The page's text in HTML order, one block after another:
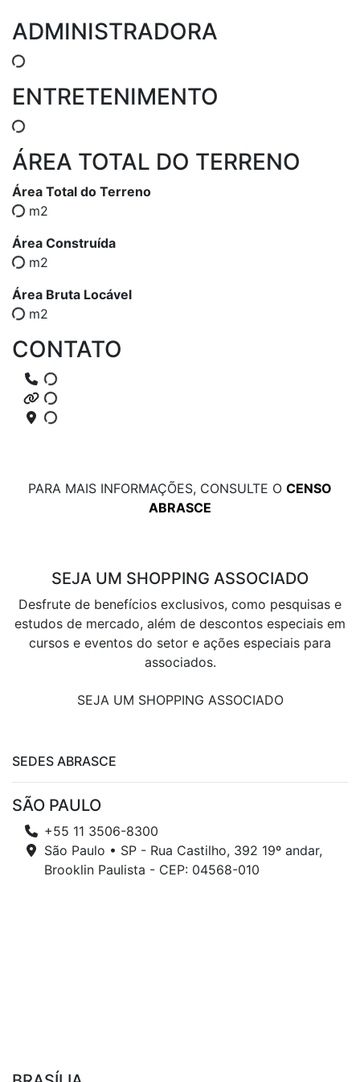
ADMINISTRADORA
ENTRETENIMENTO
ÁREA TOTAL DO TERRENO
Área Total do Terreno
m2
Área Construída
m2
Área Bruta Locável
m2
CONTATO
PARA MAIS INFORMAÇÕES, CONSULTE O CENSO
ABRASCE
SEJA UM SHOPPING ASSOCIADO
Desfrute de benefícios exclusivos, como pesquisas e
estudos de mercado, além de descontos especiais em
cursos e eventos do setor e ações especiais para
associados.
SEJA UM SHOPPING ASSOCIADO
SEDES ABRASCE
SÃO PAULO
+55 11 3506-8300
São Paulo • SP - Rua Castilho, 392 19º andar,
Brooklin Paulista - CEP: 04568-010